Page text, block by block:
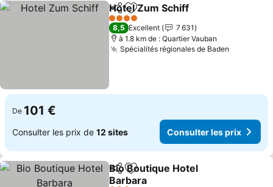
PartagerAjouter à mes favoris
Hotel Zum Schiff
4 Étoiles
8,5 Excellent
7 631
à 1.8 km de : Quartier Vauban
Spécialités régionales de Baden
De 101 €
Consulter les prix de 12 sites Consulter les prix
PartagerAjouter à mes favoris
Bio Boutique Hotel
Barbara